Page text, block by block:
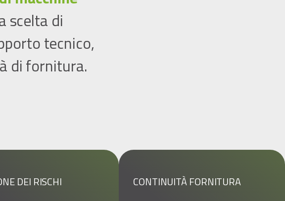
scelta di
tecnico,
di fornitura.
DEI RISCHI CONTINUITÀ FORNITURA